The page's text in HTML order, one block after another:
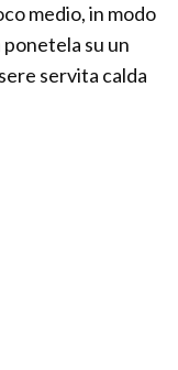
medio, in modo
su un
servita calda